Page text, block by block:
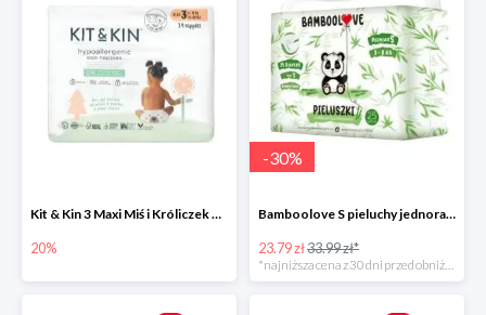
Kit & Kin 3 Maxi Miś i Króliczek pieluchy jednorazowe dla dzieci
20%
-30%
Bamboolove S pieluchy jednorazowe
23.79 zł33.99 zł*